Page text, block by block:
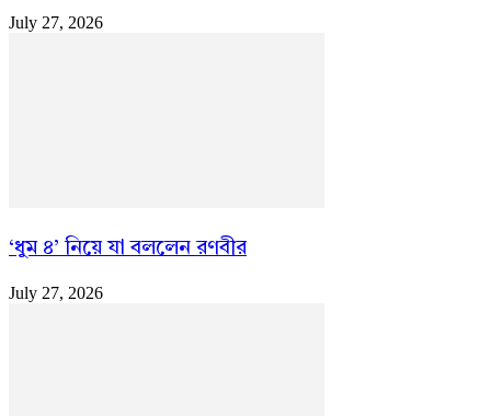
July 27, 2026
‘ধুম ৪’ নিয়ে যা বললেন রণবীর
July 27, 2026